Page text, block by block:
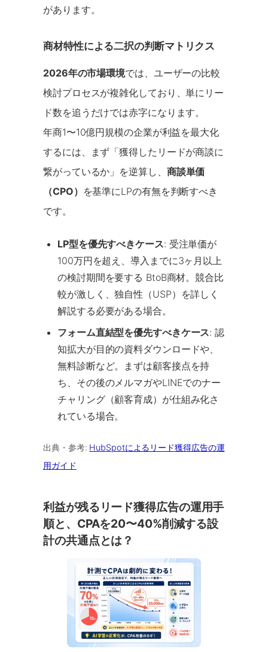
があります。
商材特性による二択の判断マトリクス
2026年の市場環境では、ユーザーの比較
検討プロセスが複雑化しており、単にリー
ド数を追うだけでは赤字になります。
年商1〜10億円規模の企業が利益を最大化
するには、まず「獲得したリードが商談に
繋がっているか」を逆算し、 商談単価
（CPO） を基準にLPの有無を判断すべき
です。
LP型を優先すべきケース: 受注単価が
100万円を超え、導入までに3ヶ月以上
の検討期間を要する BtoB商材。競合比
較が激しく、独自性（USP）を詳しく
解説する必要がある場合。
フォーム直結型を優先すべきケース: 認
知拡大が目的の資料ダウンロードや、
無料診断など。まずは顧客接点を持
ち、その後のメルマガやLINEでのナー
チャリング（顧客育成）が仕組み化さ
れている場合。
出典・参考: HubSpotによるリード獲得広告の運
用ガイド
利益が残るリード獲得広告の運用手
順と、CPAを20〜40%削減する設
計の共通点とは？